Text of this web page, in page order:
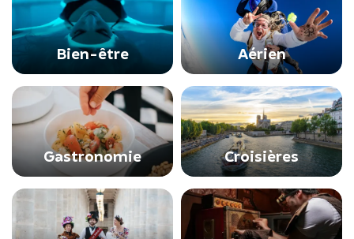
Bien-être Aérien
Gastronomie Croisières